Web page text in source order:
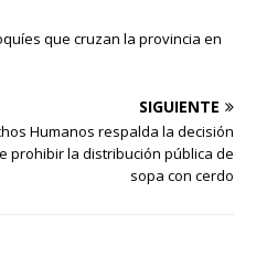
que cruzan la provincia en
SIGUIENTE
Humanos respalda la decisión
prohibir la distribución pública de
sopa con cerdo